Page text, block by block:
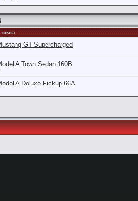
темы
GT Supercharged
A Town Sedan 160B
A Deluxe Pickup 66A